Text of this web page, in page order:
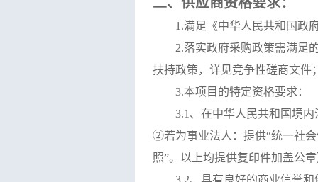
1.满足《中华人民共和国政
2.落实政府采购政策需满足
扶持政策，详见竞争性磋商文件
3.本项目的特定资格要求：
3.1、 在中华人民共和国境
②若为事业法人：提供“统一社
照”。以上均提供复印件加盖公章
3.2、具有良好的商业信誉